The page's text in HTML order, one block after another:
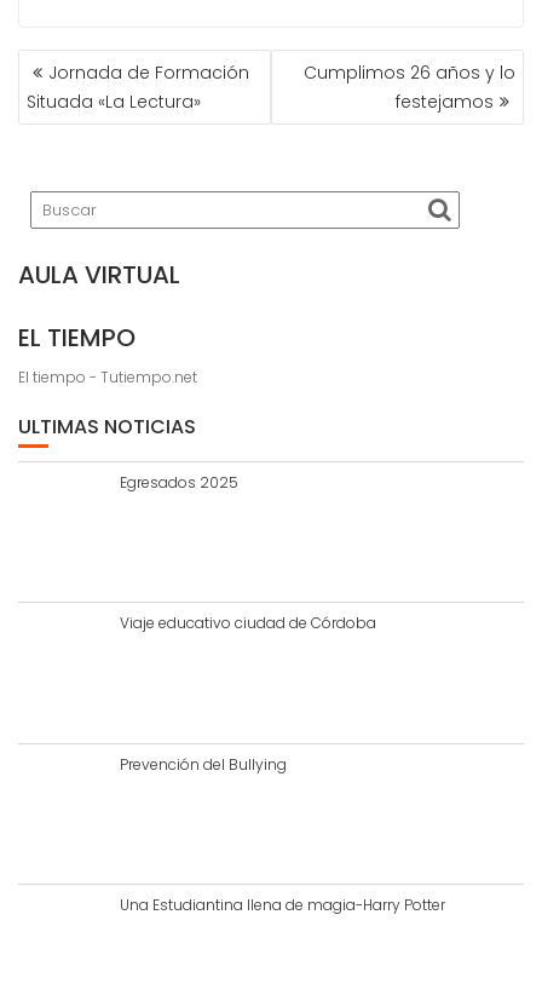
NAVEGACIÓN
DE
ENTRADAS
Jornada de Formación
Situada «La Lectura»
Cumplimos 26 años y lo
festejamos
AULA VIRTUAL
EL TIEMPO
El tiempo - Tutiempo.net
ULTIMAS NOTICIAS
Egresados 2025
Viaje educativo ciudad de Córdoba
Prevención del Bullying
Una Estudiantina llena de magia-Harry Potter